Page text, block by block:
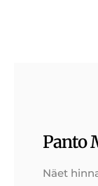
Panto
Näet